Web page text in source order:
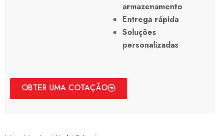
armazenamento
Entrega rápida
Soluções
personalizadas
OBTER UMA COTAÇÃO